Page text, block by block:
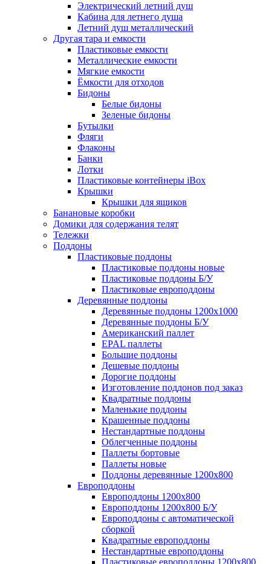
Электрический летний душ
Кабина для летнего душа
Летний душ металлический
Другая тара и емкости
Пластиковые емкости
Металлические емкости
Мягкие емкости
Ёмкости для отходов
Бидоны
Белые бидоны
Зеленые бидоны
Бутылки
Фляги
Флаконы
Банки
Лотки
Пластиковые контейнеры iBox
Крышки
Крышки для ящиков
Банановые коробки
Домики для содержания телят
Тележки
Поддоны
Пластиковые поддоны
Пластиковые поддоны новые
Пластиковые поддоны Б/У
Пластиковые европоддоны
Деревянные поддоны
Деревянные поддоны 1200х1000
Деревянные поддоны Б/У
Американский паллет
EPAL паллеты
Большие поддоны
Дешевые поддоны
Дорогие поддоны
Изготовление поддонов под заказ
Квадратные поддоны
Маленькие поддоны
Крашенные поддоны
Нестандартные поддоны
Облегченные поддоны
Паллеты бортовые
Паллеты новые
Поддоны деревянные 1200х800
Европоддоны
Европоддоны 1200х800
Европоддоны 1200х800 Б/У
Европоддоны с автоматической
сборкой
Квадратные европоддоны
Нестандартные европоддоны
Пластиковые европоддоны 1200х800